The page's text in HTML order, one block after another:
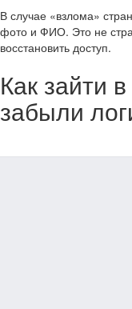
В случае «взлома»
фото и ФИО. Это не
восстановить доступ.
Как зайти
забыли